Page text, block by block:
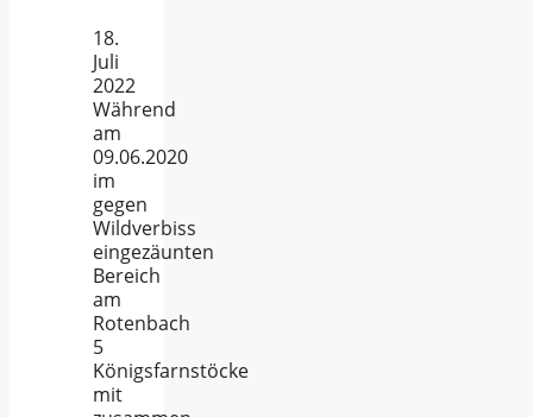
18.
Juli
2022
Während
am
09.06.2020
im
gegen
Wildverbiss
eingezäunten
Bereich
am
Rotenbach
5
Königsfarnstöcke
mit